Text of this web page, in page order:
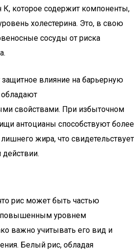
которое содержит компоненты,
холестерина. Это, в свою
сосуды от риска
влияние на барьерную
свойствами. При избыточном
антоцианы способствуют более
жира, что свидетельствует
действии.
рис может быть частью
повышенным уровнем
важно учитывать его вид и
Белый рис, обладая